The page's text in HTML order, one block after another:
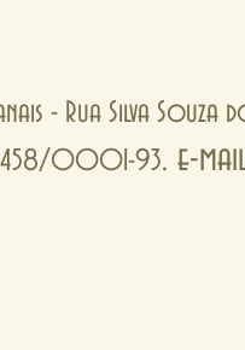
- Rua Silva Souza
0001-93. e-